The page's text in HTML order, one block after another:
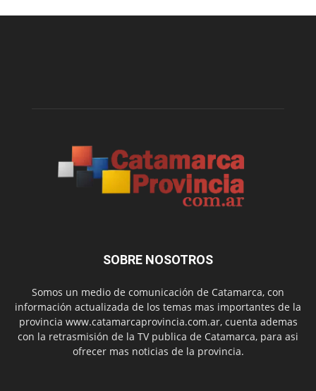
SOBRE NOSOTROS
Somos un medio de comunicación de Catamarca, con
información actualizada de los temas mas importantes de la
provincia www.catamarcaprovincia.com.ar, cuenta ademas
con la retrasmisión de la TV publica de Catamarca, para asi
ofrecer mas noticias de la provincia.